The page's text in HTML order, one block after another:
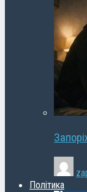
Політика